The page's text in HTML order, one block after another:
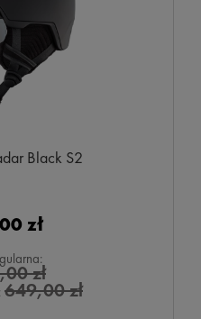
Black S2
zł
zł
649,00 zł